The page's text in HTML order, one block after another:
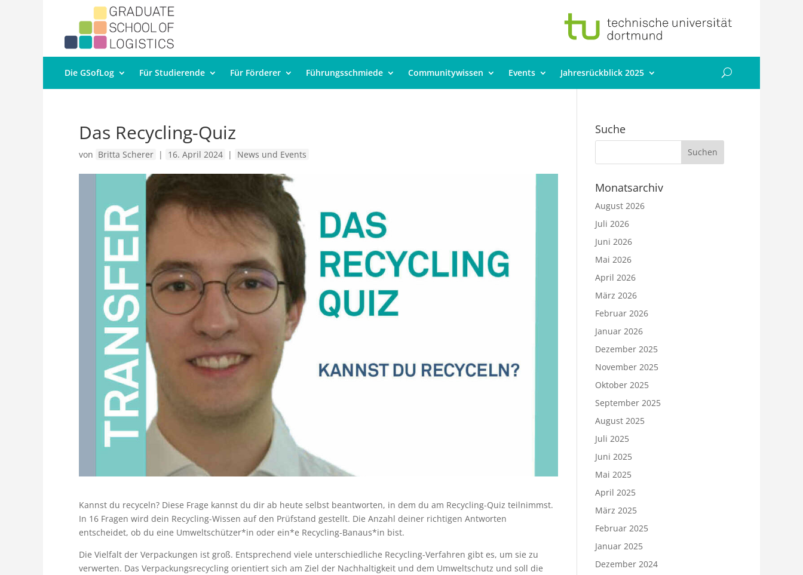
Die GSofLog Für Studierende Für Förderer Führungsschmiede Communitywissen Events Jahresrückblick 2025
Das Recycling-Quiz
von Britta Scherer | 16. April 2024 | News und Events
Kannst du recyceln? Diese Frage kannst du dir ab heute selbst beantworten, in dem du am Recycling-Quiz teilnimmst.
In 16 Fragen wird dein Recycling-Wissen auf den Prüfstand gestellt. Die Anzahl deiner richtigen Antworten
entscheidet, ob du eine Umweltschützer*in oder ein*e Recycling-Banaus*in bist.
Die Vielfalt der Verpackungen ist groß. Entsprechend viele unterschiedliche Recycling-Verfahren gibt es, um sie zu
verwerten. Das Verpackungsrecycling orientiert sich am Ziel der Nachhaltigkeit und dem Umweltschutz und soll die
Suche
Monatsarchiv
August 2026
Juli 2026
Juni 2026
Mai 2026
April 2026
März 2026
Februar 2026
Januar 2026
Dezember 2025
November 2025
Oktober 2025
September 2025
August 2025
Juli 2025
Juni 2025
Mai 2025
April 2025
März 2025
Februar 2025
Januar 2025
Dezember 2024